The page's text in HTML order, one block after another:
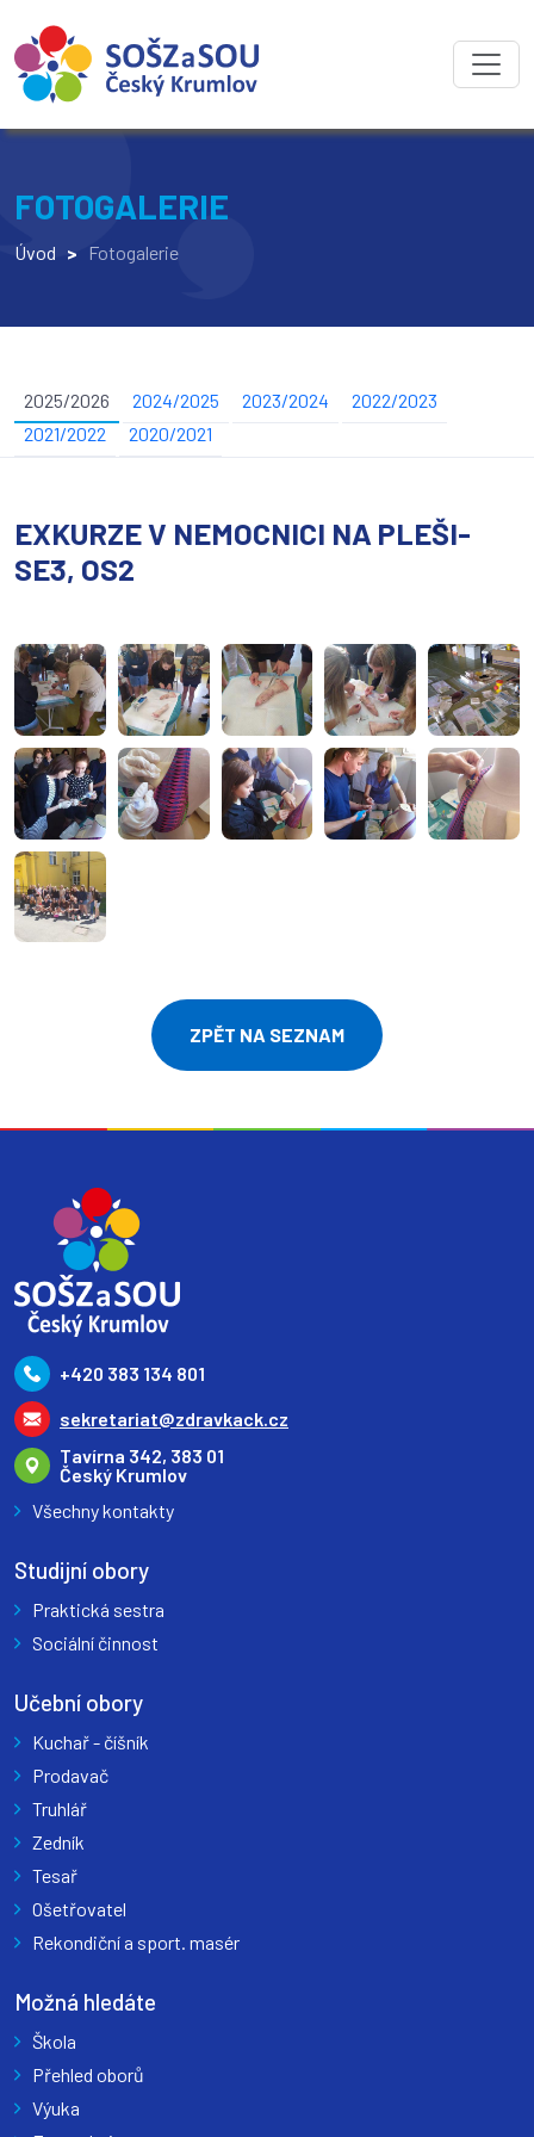
FOTOGALERIE
Úvod > Fotogalerie
2025/2026 2024/2025 2023/2024
2022/2023
2021/2022
2020/2021
EXKURZE V NEMOCNICI NA PLEŠI-
SE3, OS2
ZPĚT NA SEZNAM
+420 383 134 801
sekretariat@zdravkack.cz
Tavírna 342, 383 01
Český Krumlov
Všechny kontakty
Studijní obory
Praktická sestra
Sociální činnost
Učební obory
Kuchař - číšník
Prodavač
Truhlář
Zedník
Tesař
Ošetřovatel
Rekondiční a sport. masér
Možná hledáte
Škola
Přehled oborů
Výuka